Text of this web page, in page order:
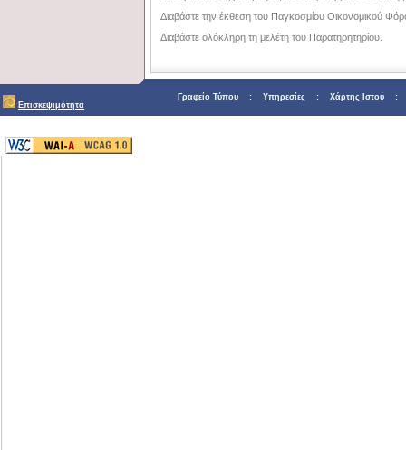
Διαβάστε την έκθεση του Παγκοσμίου Οικονομικού
Διαβάστε ολόκληρη τη μελέτη του Παρατηρητηρίου.
Επισκεψιμότητα
Γραφείο Τύπου: Υπηρεσίες : Χάρτης Ιστού